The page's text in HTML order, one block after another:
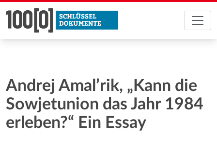
Andrej Amal’rik, „Kann die
Sowjetunion das Jahr 1984
erleben?“ Ein Essay